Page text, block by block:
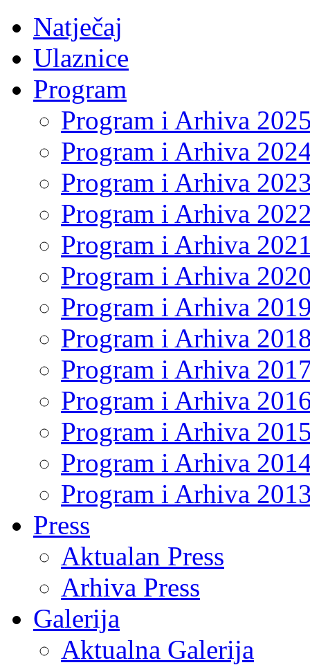
Natječaj
Ulaznice
Program
Program i Arhiva
Program i Arhiva
Program i Arhiva
Program i Arhiva
Program i Arhiva
Program i Arhiva
Program i Arhiva
Program i Arhiva
Program i Arhiva
Program i Arhiva
Program i Arhiva
Program i Arhiva
Program i Arhiva
Press
Aktualan Press
Arhiva Press
Galerija
Aktualna Galerija